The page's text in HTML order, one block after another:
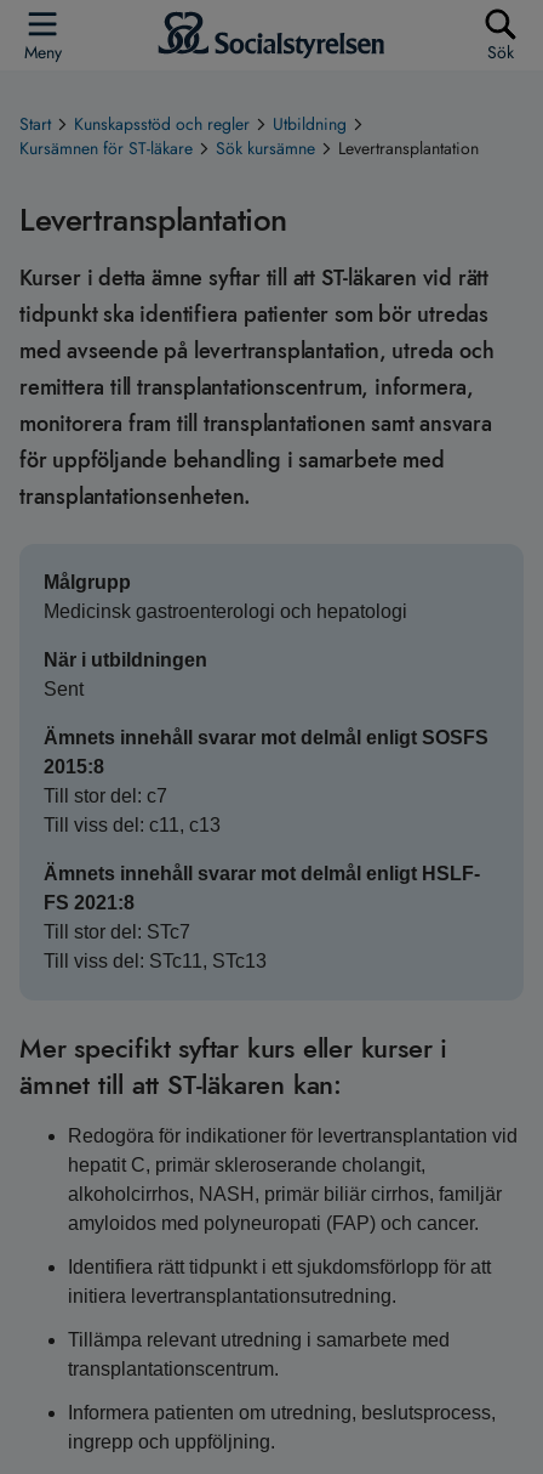
Meny Sök
Start Kunskapsstöd och regler
Utbildning
Kursämnen för ST-läkare
Sök kursämne Levertransplantation
Levertransplantation
Kurser i detta ämne syftar till att ST-läkaren vid rätt
tidpunkt ska identifiera patienter som bör utredas
med avseende på levertransplantation, utreda och
remittera till transplantationscentrum, informera,
monitorera fram till transplantationen samt ansvara
för uppföljande behandling i samarbete med
transplantationsenheten.
Målgrupp
Medicinsk gastroenterologi och hepatologi
När i utbildningen
Sent
Ämnets innehåll svarar mot delmål enligt SOSFS
2015:8
Till stor del: c7
Till viss del: c11, c13
Ämnets innehåll svarar mot delmål enligt HSLF-
FS 2021:8
Till stor del: STc7
Till viss del: STc11, STc13
Mer specifikt syftar kurs eller kurser i
ämnet till att ST-läkaren kan:
Redogöra för indikationer för levertransplantation vid
hepatit C, primär skleroserande cholangit,
alkoholcirrhos, NASH, primär biliär cirrhos, familjär
amyloidos med polyneuropati (FAP) och cancer.
Identifiera rätt tidpunkt i ett sjukdomsförlopp för att
initiera levertransplantationsutredning.
Tillämpa relevant utredning i samarbete med
transplantationscentrum.
Informera patienten om utredning, beslutsprocess,
ingrepp och uppföljning.